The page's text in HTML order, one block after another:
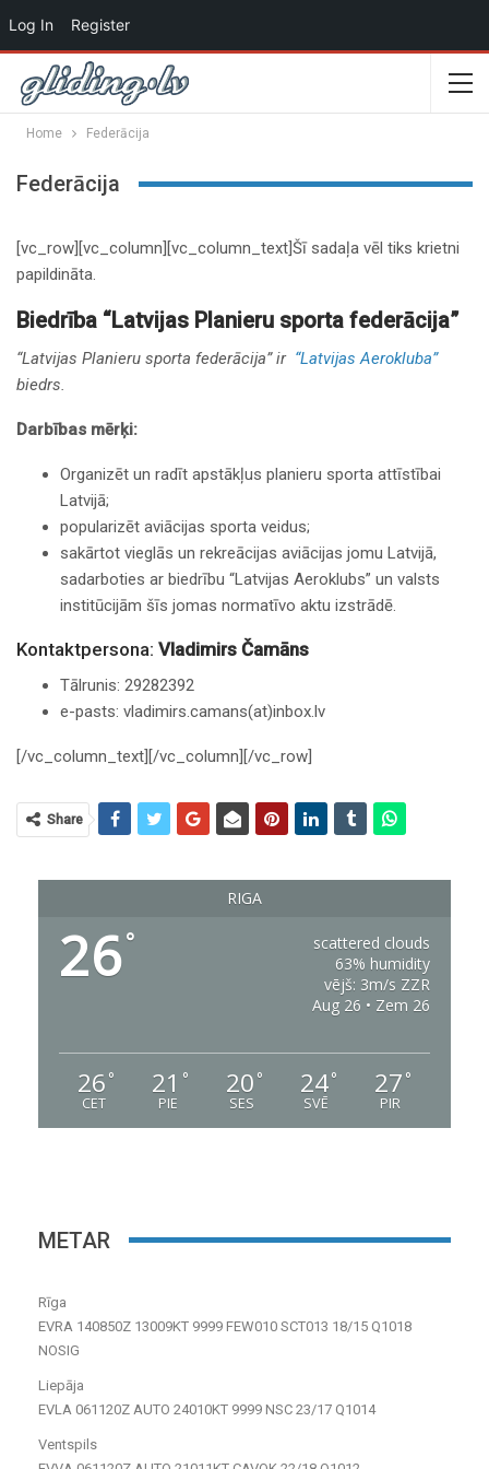
Home Federācija
Federācija
[vc_row][vc_column][vc_column_text]Šī sadaļa vēl tiks krietni
papildināta.
Biedrība “Latvijas Planieru sporta federācija”
“Latvijas Planieru sporta federācija” ir “Latvijas Aerokluba”
biedrs.
Darbības mērķi:
Organizēt un radīt apstākļus planieru sporta attīstībai
Latvijā;
popularizēt aviācijas sporta veidus;
sakārtot vieglās un rekreācijas aviācijas jomu Latvijā,
sadarboties ar biedrību “Latvijas Aeroklubs” un valsts
institūcijām šīs jomas normatīvo aktu izstrādē.
Kontaktpersona: Vladimirs Čamāns
Tālrunis: 29282392
e-pasts: vladimirs.camans(at)inbox.lv
[/vc_column_text][/vc_column][/vc_row]
Share
RIGA
26°
scattered clouds
63% humidity
vējš: 3m/s ZZR
Aug 26 • Zem 26
26 °
CET
21 °
PIE
20 °
SES
24°
SVĒ
27 °
PIR
METAR
Rīga
EVRA 140850Z 13009KT 9999 FEW010 SCT013 18/15 Q1018
NOSIG
Liepāja
EVLA 061120Z AUTO 24010KT 9999 NSC 23/17 Q1014
Ventspils
Log In Register